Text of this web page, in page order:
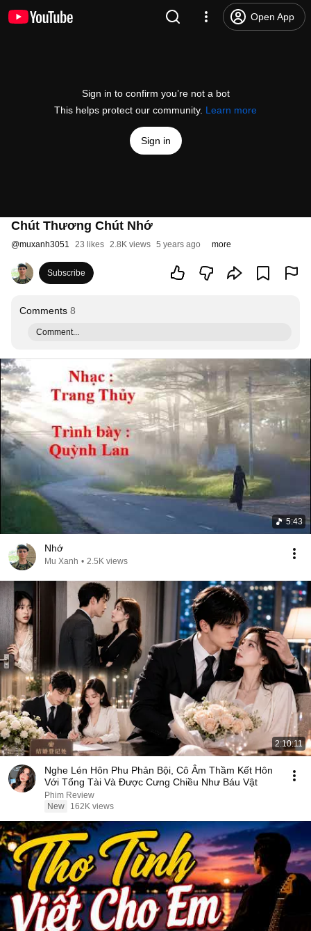
Open App
Sign in to confirm you’re not a bot
This helps protect our community. Learn more
Sign in
Chút Thương Chút Nhớ
@muxanh3051 23 likes 2.8K views 5 years ago more
Subscribe
Comments 8
Comment...
5:43
Nhớ
Mu Xanh • 2.5K views
2:10:11
Nghe Lén Hôn Phu Phản Bội, Cô Âm Thầm Kết Hôn
Với Tổng Tài Và Được Cưng Chiều Như Báu Vật
Phim Review
New
162K views